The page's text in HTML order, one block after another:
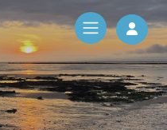
Log